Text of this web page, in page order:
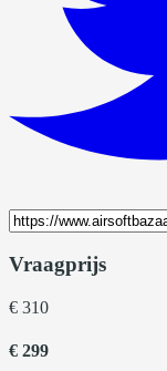
Vraagprijs
€ 310
€ 299